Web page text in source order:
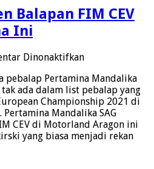
Jhon
Balapan FIM CEV
Ini
Dinonaktifkanpada
Ekky
Absen
Balapan
FIM
CEV
Di
pebalap Pertamina Mandalika
tak ada dalam list pebalap yang
Championship 2021 di
Mandalika SAG
CEV di Motorland Aragon ini
yang biasa menjadi rekan